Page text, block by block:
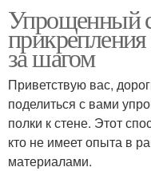
Упрощенный
за шагом
Приветствую вас,
поделиться с вами
полки к стене. Этот
кто не имеет опыта в
материалами.